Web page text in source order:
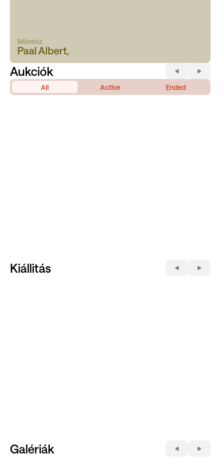
Művész
Paal Albert,
Aukciók
All Active Ended
Kiállitás
Galériák